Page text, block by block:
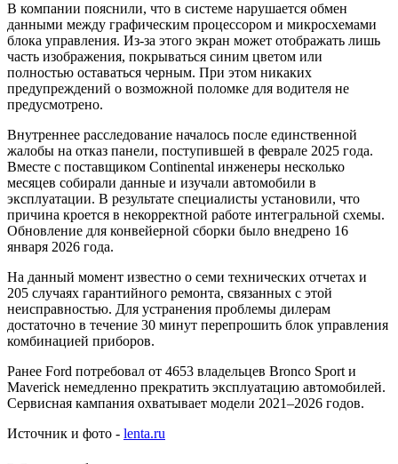
В компании пояснили, что в системе нарушается обмен
данными между графическим процессором и микросхемами
блока управления. Из-за этого экран может отображать лишь
часть изображения, покрываться синим цветом или
полностью оставаться черным. При этом никаких
предупреждений о возможной поломке для водителя не
предусмотрено.
Внутреннее расследование началось после единственной
жалобы на отказ панели, поступившей в феврале 2025 года.
Вместе с поставщиком Continental инженеры несколько
месяцев собирали данные и изучали автомобили в
эксплуатации. В результате специалисты установили, что
причина кроется в некорректной работе интегральной схемы.
Обновление для конвейерной сборки было внедрено 16
января 2026 года.
На данный момент известно о семи технических отчетах и
205 случаях гарантийного ремонта, связанных с этой
неисправностью. Для устранения проблемы дилерам
достаточно в течение 30 минут перепрошить блок управления
комбинацией приборов.
Ранее Ford потребовал от 4653 владельцев Bronco Sport и
Maverick немедленно прекратить эксплуатацию автомобилей.
Сервисная кампания охватывает модели 2021–2026 годов.
Источник и фото - lenta.ru